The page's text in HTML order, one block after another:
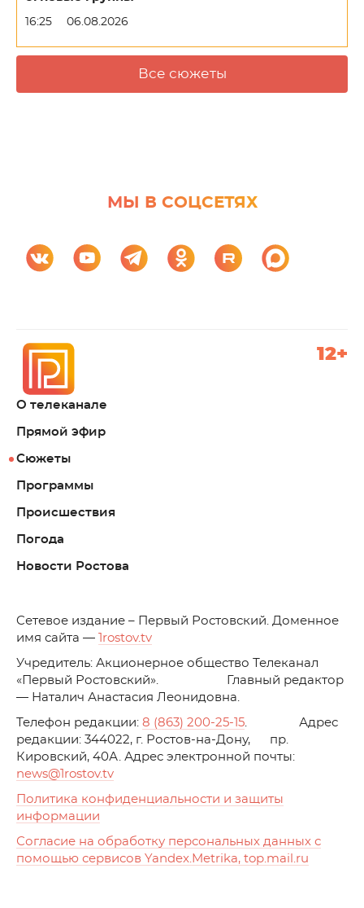
16:25 06.08.2026
Все сюжеты
МЫ В СОЦСЕТЯХ
О телеканале
Прямой эфир
Сюжеты
Программы
Происшествия
Погода
Новости Ростова
12+
Cетевое издание – Первый Ростовский. Доменное
имя сайта —
1rostov.tv
Учредитель: Акционерное общество Телеканал
«Первый Ростовский». Главный редактор
— Наталич Анастасия Леонидовна.
Телефон редакции: 8 (863) 200-25-15. Адрес
редакции: 344022, г. Ростов-на-Дону, пр.
Кировский, 40А. Адрес электронной почты:
news@1rostov.tv
Политика конфиденциальности и защиты
информации
Согласие на обработку персональных данных с
помощью сервисов Yandex.Metrika, top.mail.ru